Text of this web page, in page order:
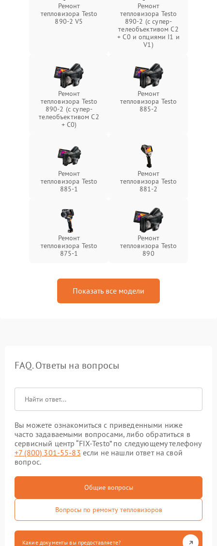
Ремонт
тепловизора Testo
890-2 V5
Ремонт
тепловизора Testo
890-2 (c супер-
телеобъективом C2
+ C0 и опциями I1 и
V1)
Ремонт
тепловизора Testo
890-2 (c супер-
телеобъективом C2
+ C0)
Ремонт
тепловизора Testo
885-2
Ремонт
тепловизора Testo
885-1
Ремонт
тепловизора Testo
881-2
Ремонт
тепловизора Testo
875-1
Ремонт
тепловизора Testo
890
Показать все модели
FAQ. Ответы на вопросы
Вы можете ознакомиться с приведенными ниже
часто задаваемыми вопросами, либо обратиться в
сервисный центр “FIX-Testo” по следующему телефону
+7 (800) 301-55-83 если не нашли ответ на свой
вопрос.
Общие вопросы
Вопросы по ремонту тепловизоров
Какие документы вы предоставляете?